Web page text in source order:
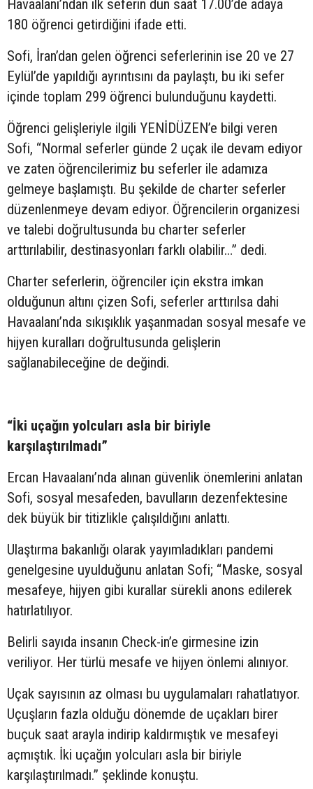
Havaalanı’ndan ilk seferin dün saat 17.00’de adaya
180 öğrenci getirdiğini ifade etti.
Sofi, İran’dan gelen öğrenci seferlerinin ise 20 ve 27
Eylül’de yapıldığı ayrıntısını da paylaştı, bu iki sefer
içinde toplam 299 öğrenci bulunduğunu kaydetti.
Öğrenci gelişleriyle ilgili YENİDÜZEN’e bilgi veren
Sofi, “Normal seferler günde 2 uçak ile devam ediyor
ve zaten öğrencilerimiz bu seferler ile adamıza
gelmeye başlamıştı. Bu şekilde de charter seferler
düzenlenmeye devam ediyor. Öğrencilerin organizesi
ve talebi doğrultusunda bu charter seferler
arttırılabilir, destinasyonları farklı olabilir…” dedi.
Charter seferlerin, öğrenciler için ekstra imkan
olduğunun altını çizen Sofi, seferler arttırılsa dahi
Havaalanı’nda sıkışıklık yaşanmadan sosyal mesafe ve
hijyen kuralları doğrultusunda gelişlerin
sağlanabileceğine de değindi.
“İki uçağın yolcuları asla bir biriyle
karşılaştırılmadı”
Ercan Havaalanı’nda alınan güvenlik önemlerini anlatan
Sofi, sosyal mesafeden, bavulların dezenfektesine
dek büyük bir titizlikle çalışıldığını anlattı.
Ulaştırma bakanlığı olarak yayımladıkları pandemi
genelgesine uyulduğunu anlatan Sofi; “Maske, sosyal
mesafeye, hijyen gibi kurallar sürekli anons edilerek
hatırlatılıyor.
Belirli sayıda insanın Check-in’e girmesine izin
veriliyor. Her türlü mesafe ve hijyen önlemi alınıyor.
Uçak sayısının az olması bu uygulamaları rahatlatıyor.
Uçuşların fazla olduğu dönemde de uçakları birer
buçuk saat arayla indirip kaldırmıştık ve mesafeyi
açmıştık. İki uçağın yolcuları asla bir biriyle
karşılaştırılmadı.” şeklinde konuştu.